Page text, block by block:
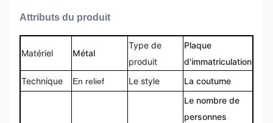
Attributs du produit
Matériel Métal
Type de
produit
Plaque
d'immatriculation
Technique
En relief Le style La coutume
Le nombre de
personnes